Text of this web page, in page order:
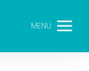
MENU